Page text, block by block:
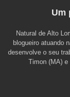
Um
Natural de Alto
blogueiro atuando
desenvolve o seu
Timon (MA) e